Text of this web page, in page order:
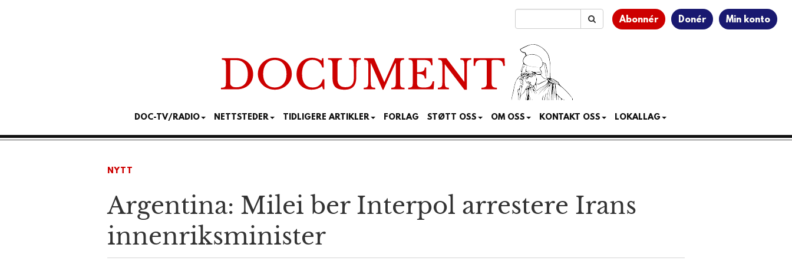
Abonnér Donér Min konto
DOC-TV/RADIO NETTSTEDER TIDLIGERE ARTIKLER FORLAG STØTT OSS OM OSS KONTAKT OSS LOKALLAG
NYTT
Argentina: Milei ber Inter­pol arrestere Irans
innenriks­minister